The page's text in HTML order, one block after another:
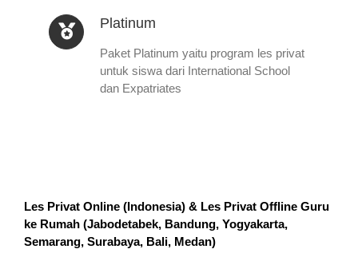
Platinum
Paket Platinum yaitu program les privat
untuk siswa dari International School
dan Expatriates
Les Privat Online (Indonesia) & Les Privat Offline Guru
ke Rumah (Jabodetabek, Bandung, Yogyakarta,
Semarang, Surabaya, Bali, Medan)